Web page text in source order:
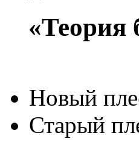
«Теория
Новый
Старый